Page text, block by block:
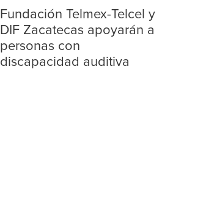
Fundación Telmex-Telcel y
DIF Zacatecas apoyarán a
personas con
discapacidad auditiva